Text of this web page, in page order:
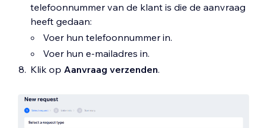
telefoonnummer van de klant is die de aanvraag
heeft gedaan:
Voer hun telefoonnummer in.
Voer hun e-mailadres in.
Klik op Aanvraag verzenden.